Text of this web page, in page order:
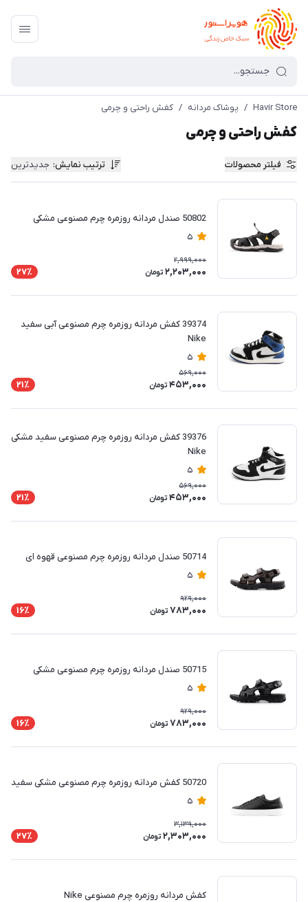
Havir Store
/ پوشاک مردانه / کفش راحتی و چرمی
کفش راحتی و چرمی
فیلتر محصولات ترتیب نمایش: جدیدترین
50802 صندل مردانه روزمره چرم مصنوعی مشکی
5
2,999,000
2,203,000 تومان 27٪
39374 کفش مردانه روزمره چرم مصنوعی آبی سفید
Nike
5
569,000
453,000 تومان 21٪
39376 کفش مردانه روزمره چرم مصنوعی سفید مشکی
Nike
5
569,000
453,000 تومان 21٪
50714 صندل مردانه روزمره چرم مصنوعی قهوه ای
5
929,000
783,000 تومان 16٪
50715 صندل مردانه روزمره چرم مصنوعی مشکی
5
929,000
783,000 تومان 16٪
50720 کفش مردانه روزمره چرم مصنوعی مشکی سفید
5
3,139,000
2,303,000 تومان 27٪
کفش مردانه روزمره چرم مصنوعی Nike